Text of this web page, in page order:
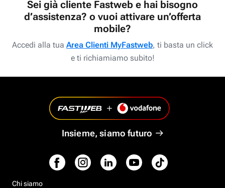
Sei già cliente Fastweb e hai bisogno
d’assistenza? o vuoi attivare un’offerta
mobile?
Accedi alla tua Area Clienti MyFastweb, ti basta un click
e ti richiamiamo subito!
Insieme, siamo futuro
Chi siamo